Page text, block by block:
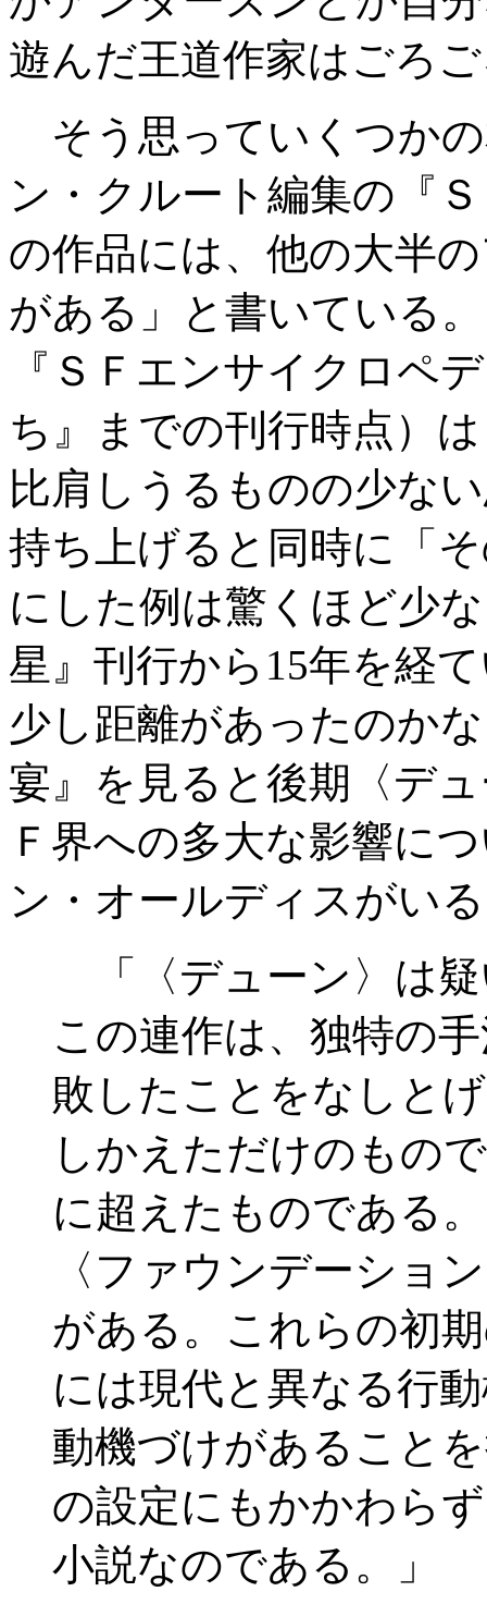
遊んだ王道作家はごろ
そう思っていくつか
ン・クルート編集の『
の作品には、他の大半
がある」と書いている
『ＳＦエンサイクロペ
ち』までの刊行時点）
比肩しうるものの少な
持ち上げると同時に「
にした例は驚くほど少
星』刊行から15年を経
少し距離があったのか
宴』を見ると後期〈デ
Ｆ界への多大な影響に
ン・オールディスがい
「〈デューン〉は
この連作は、独特の
敗したことをなしと
しかえただけのもの
に超えたものである
〈ファウンデーショ
がある。これらの初
には現代と異なる行
動機づけがあること
の設定にもかかわら
小説なのである。」